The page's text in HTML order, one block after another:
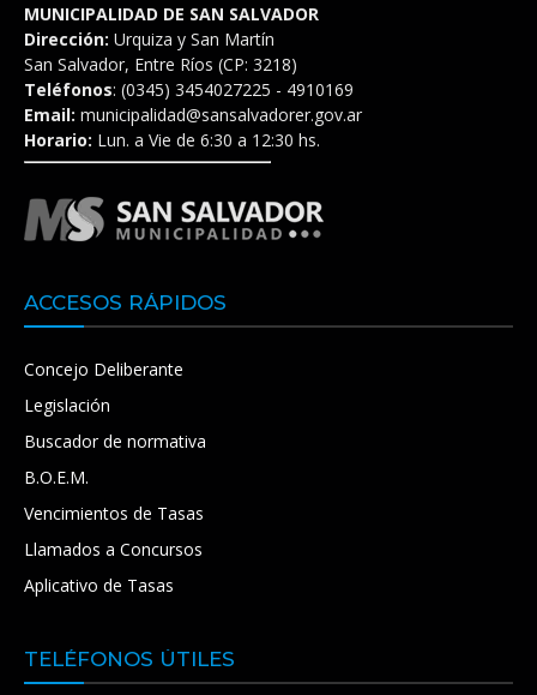
MUNICIPALIDAD DE SAN SALVADOR
Dirección: Urquiza y San Martín
San Salvador, Entre Ríos (CP: 3218)
Teléfonos: (0345) 3454027225 - 4910169
Email: municipalidad@sansalvadorer.gov.ar
Horario: Lun. a Vie de 6:30 a 12:30 hs.
ACCESOS RÁPIDOS
Concejo Deliberante
Legislación
Buscador de normativa
B.O.E.M.
Vencimientos de Tasas
Llamados a Concursos
Aplicativo de Tasas
TELÉFONOS ÚTILES